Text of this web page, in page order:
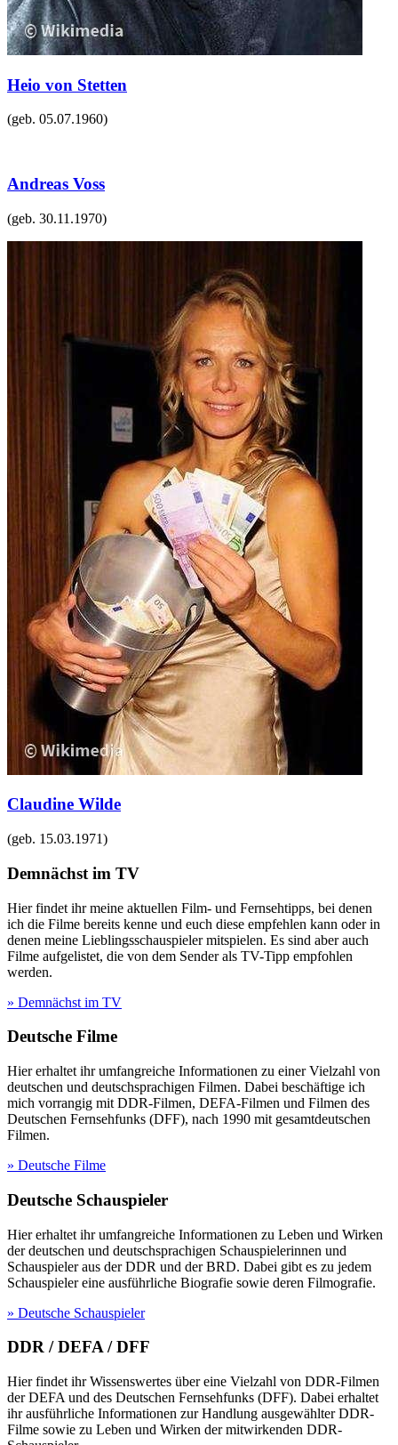
Heio von Stetten
(geb. 05.07.1960)
Andreas Voss
(geb. 30.11.1970)
Claudine Wilde
(geb. 15.03.1971)
Demnächst im TV
Hier findet ihr meine aktuellen Film- und Fernsehtipps, bei denen
ich die Filme bereits kenne und euch diese empfehlen kann oder in
denen meine Lieblingsschauspieler mitspielen. Es sind aber auch
Filme aufgelistet, die von dem Sender als TV-Tipp empfohlen
werden.
» Demnächst im TV
Deutsche Filme
Hier erhaltet ihr umfangreiche Informationen zu einer Vielzahl von
deutschen und deutschsprachigen Filmen. Dabei beschäftige ich
mich vorrangig mit DDR-Filmen, DEFA-Filmen und Filmen des
Deutschen Fernsehfunks (DFF), nach 1990 mit gesamtdeutschen
Filmen.
» Deutsche Filme
Deutsche Schauspieler
Hier erhaltet ihr umfangreiche Informationen zu Leben und Wirken
der deutschen und deutschsprachigen Schauspielerinnen und
Schauspieler aus der DDR und der BRD. Dabei gibt es zu jedem
Schauspieler eine ausführliche Biografie sowie deren Filmografie.
» Deutsche Schauspieler
DDR / DEFA / DFF
Hier findet ihr Wissenswertes über eine Vielzahl von DDR-Filmen
der DEFA und des Deutschen Fernsehfunks (DFF). Dabei erhaltet
ihr ausführliche Informationen zur Handlung ausgewählter DDR-
Filme sowie zu Leben und Wirken der mitwirkenden DDR-